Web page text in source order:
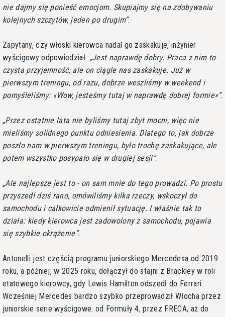
nie dajmy się ponieść emocjom. Skupiajmy się na zdobywaniu
kolejnych szczytów, jeden po drugim .
Zapytany, czy włoski kierowca nadal go zaskakuje, inżynier
wyścigowy odpowiedział:
Jest naprawdę dobry. Praca z nim to
czysta przyjemność, ale on ciągle nas zaskakuje. Już w
pierwszym treningu, od razu, dobrze weszliśmy w weekend i
pomyśleliśmy: «Wow, jesteśmy tutaj w naprawdę dobrej formie» .
Przez ostatnie lata nie byliśmy tutaj zbyt mocni, więc nie
mieliśmy solidnego punktu odniesienia. Dlatego to, jak dobrze
poszło nam w pierwszym treningu, było trochę zaskakujące, ale
potem wszystko posypało się w drugiej sesji .
Ale najlepsze jest to - on sam mnie do tego prowadzi. Po prostu
przyszedł dziś rano, omówiliśmy kilka rzeczy, wskoczył do
samochodu i całkowicie odmienił sytuację. I właśnie tak to
działa: kiedy kierowca jest zadowolony z samochodu, pojawia
się szybkie okrążenie .
Antonelli jest częścią programu juniorskiego Mercedesa od 2019
roku, a później, w 2025 roku, dołączył do stajni z Brackley w roli
etatowego kierowcy, gdy Lewis Hamilton odszedł do Ferrari.
Wcześniej Mercedes bardzo szybko przeprowadził Włocha przez
juniorskie serie wyścigowe: od Formuły 4, przez FRECA, aż do